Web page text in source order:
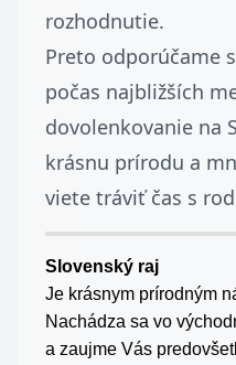
rozhodnutie.
Preto odporúčame
počas najbližších
dovolenkovanie na
krásnu prírodu a
viete tráviť čas s
Slovenský raj
Je krásnym prírodným
Nachádza sa vo
a zaujme Vás